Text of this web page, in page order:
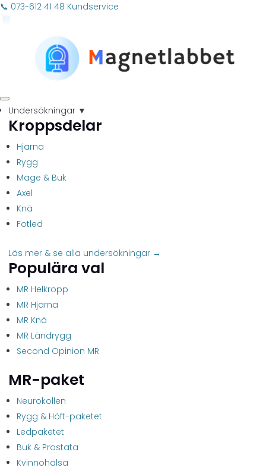
📞 073-612 41 48 Kundservice
Undersökningar ▼
Kroppsdelar
Hjärna
Rygg
Mage & Buk
Axel
Knä
Fotled
Läs mer & se alla undersökningar →
Populära val
MR Helkropp
MR Hjärna
MR Knä
MR Ländrygg
Second Opinion MR
MR-paket
Neurokollen
Rygg & Höft-paketet
Ledpaketet
Buk & Prostata
Kvinnohälsa